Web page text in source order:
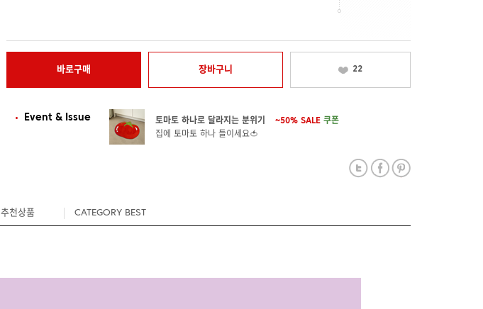
바로구매 장바구니 22
Event & Issue 토마토 하나로 달라지는 분위기 ~50% SALE 쿠폰
집에 토마토 하나 들이세요🍅
추천상품 CATEGORY BEST